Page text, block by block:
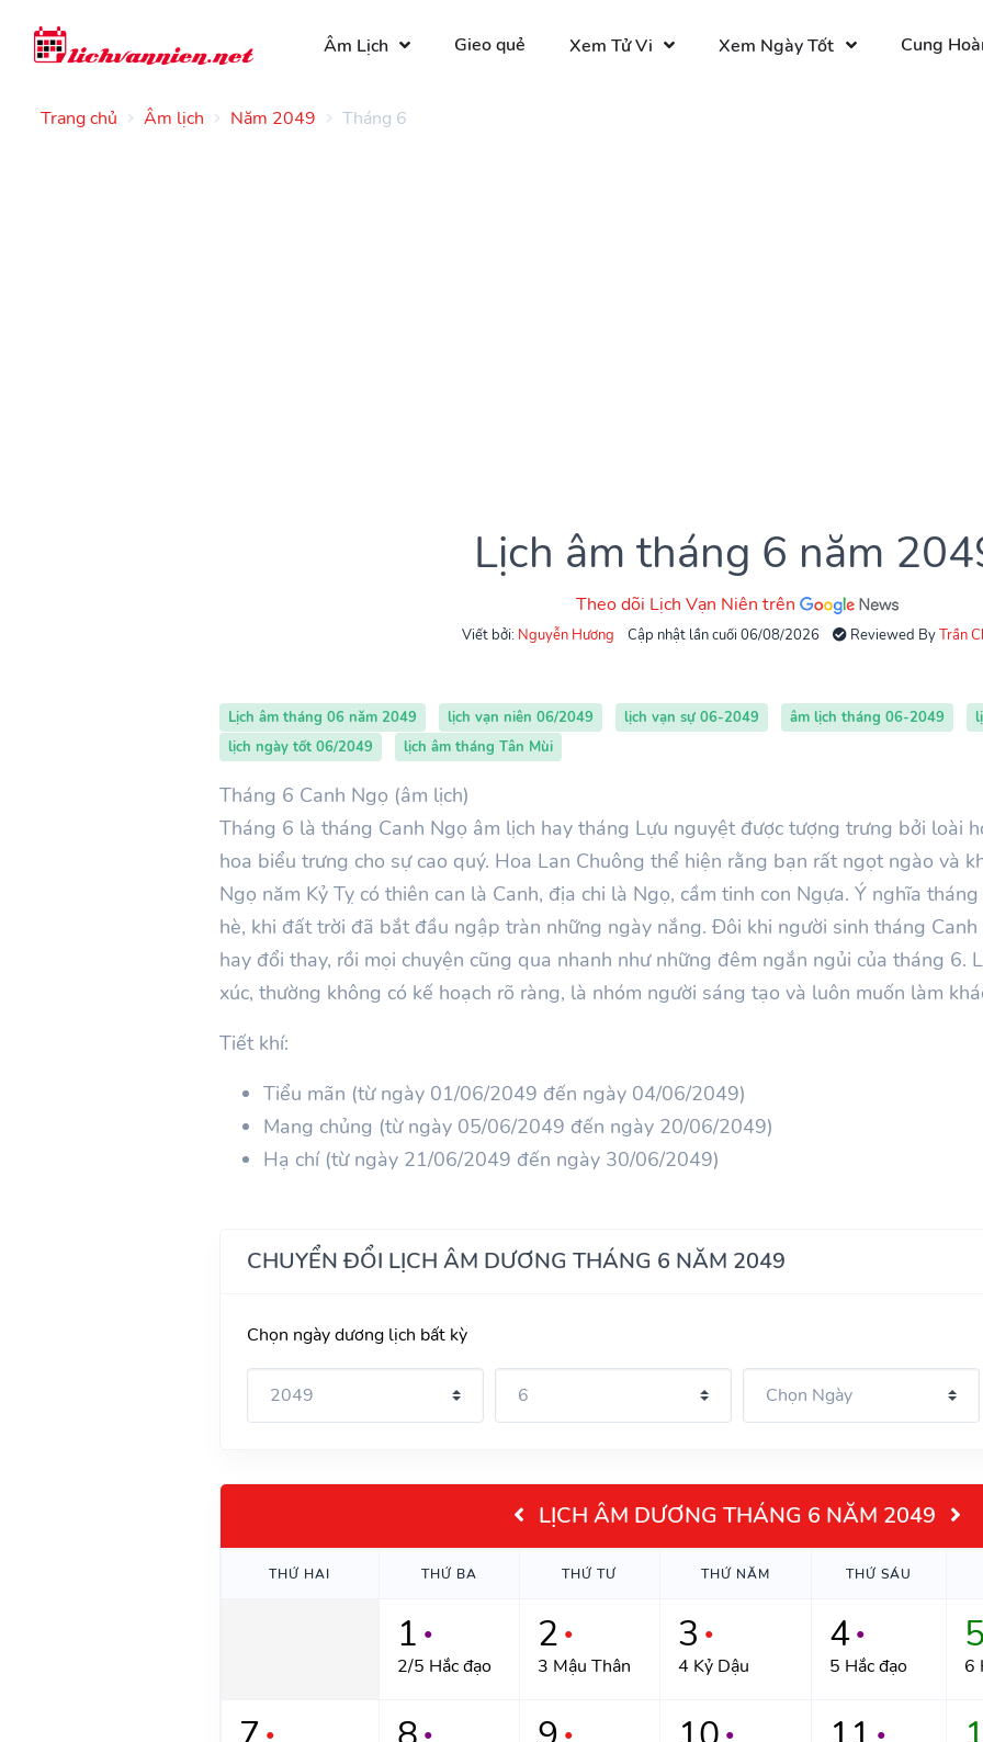
Âm Lịch Gieo quẻ Xem Tử Vi Xem Ngày Tốt Cung
Trang chủ Âm lịch Năm 2049 Tháng 6
Lịch âm tháng 6 năm
Theo dõi Lịch Vạn Niên trên
Viết bởi: Nguyễn Hương Cập nhật lần cuối 06/08/2026 Reviewed ByTrần
Lịch âm tháng 06 năm 2049 lịch vạn niên 06/2049 lịch vạn sự 06-2049 âm lịch tháng 06-2049
lịch ngày tốt 06/2049
lịch âm tháng Tân Mùi
Tháng 6 Canh Ngọ (âm lịch)
Tháng 6 là tháng Canh Ngọ âm lịch hay tháng Lựu nguyệt được tượng trưng bởi loài
hoa biểu trưng cho sự cao quý. Hoa Lan Chuông thể hiện rằng bạn rất ngọt ngào và
Ngọ năm Kỷ Tỵ có thiên can là Canh, địa chi là Ngọ, cầm tinh con Ngựa. Ý nghĩa
hè, khi đất trời đã bắt đầu ngập tràn những ngày nắng. Đôi khi người sinh tháng
hay đổi thay, rồi mọi chuyện cũng qua nhanh như những đêm ngắn ngủi của tháng 6.
xúc, thường không có kế hoạch rõ ràng, là nhóm người sáng tạo và luôn muốn làm
Tiết khí:
Tiểu mãn (từ ngày 01/06/2049 đến ngày 04/06/2049)
Mang chủng (từ ngày 05/06/2049 đến ngày 20/06/2049)
Hạ chí (từ ngày 21/06/2049 đến ngày 30/06/2049)
CHUYỂN ĐỔI LỊCH ÂM DƯƠNG THÁNG 6 NĂM 2049
Chọn ngày dương lịch bất kỳ
LỊCH ÂM DƯƠNG THÁNG 6 NĂM 2049
THỨ HAI THỨ BA THỨ TƯ THỨ NĂM THỨ SÁU
1 ●
2/5 Hắc đạo
2 ●
3 Mậu Thân
3 ●
4 Kỷ Dậu
4 ●
5 Hắc đạo
5
6
● ● ● ● ●